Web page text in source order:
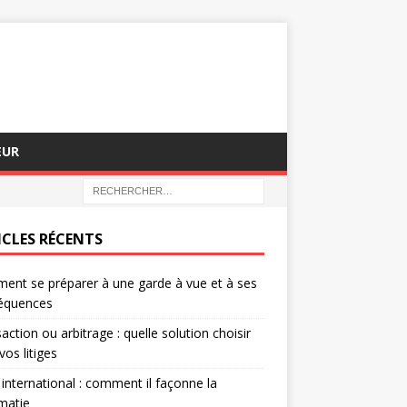
RÉCENTS
se préparer à une garde à vue et à ses
ou arbitrage : quelle solution choisir
litiges
: comment il façonne la